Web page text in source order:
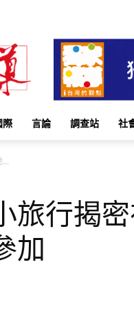
際 言論 調查站 社
旅行揭
加